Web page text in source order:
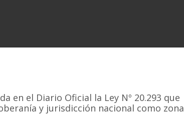
en el Diario Oficial la Ley Nº 20.293 que
y jurisdicción nacional como zona